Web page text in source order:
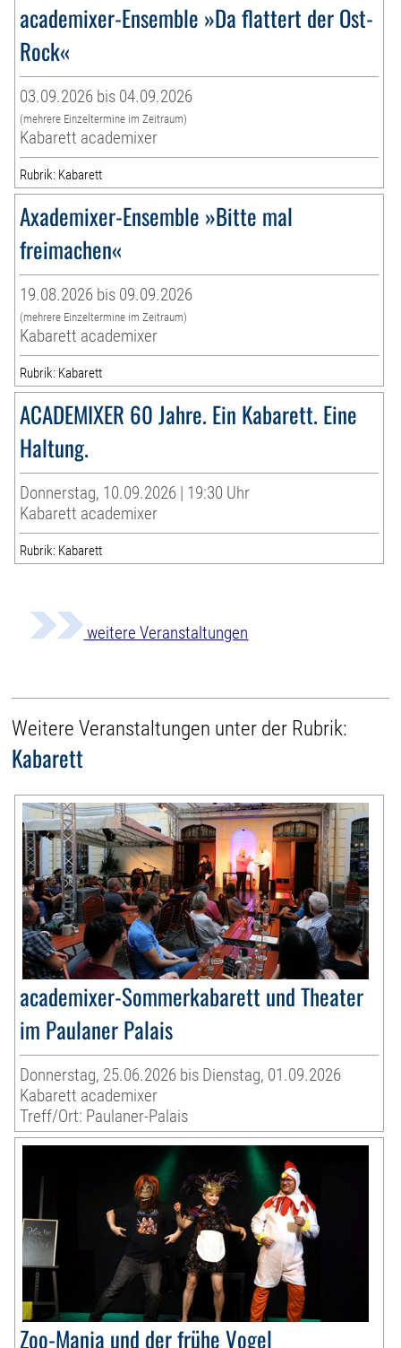
academixer-Ensemble »Da flattert der Ost-
Rock«
03.09.2026 bis 04.09.2026
(mehrere Einzeltermine im Zeitraum)
Kabarett academixer
Rubrik: Kabarett
Axademixer-Ensemble »Bitte mal
freimachen«
19.08.2026 bis 09.09.2026
(mehrere Einzeltermine im Zeitraum)
Kabarett academixer
Rubrik: Kabarett
ACADEMIXER 60 Jahre. Ein Kabarett. Eine
Haltung.
Donnerstag, 10.09.2026 | 19:30 Uhr
Kabarett academixer
Rubrik: Kabarett
weitere Veranstaltungen
Weitere Veranstaltungen unter der Rubrik:
Kabarett
academixer-Sommerkabarett und Theater
im Paulaner Palais
Donnerstag, 25.06.2026 bis Dienstag, 01.09.2026
Kabarett academixer
Treff/Ort: Paulaner-Palais
Zoo-Manja und der frühe Vogel